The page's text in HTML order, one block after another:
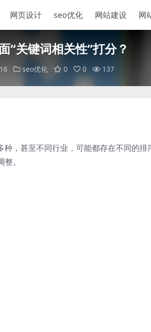
网页设计 seo优化 网站建设 网
“关键词相关性”打分？
seo优化 0 0 137
，甚至不同行业，可能都存在不同的排
。